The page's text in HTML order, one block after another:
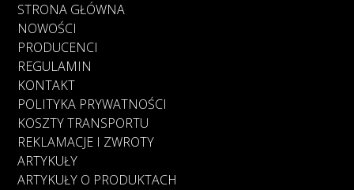
STRONA GŁÓWNA
NOWOŚCI
PRODUCENCI
REGULAMIN
KONTAKT
POLITYKA PRYWATNOŚCI
KOSZTY TRANSPORTU
REKLAMACJE I ZWROTY
ARTYKUŁY
ARTYKUŁY O PRODUKTACH